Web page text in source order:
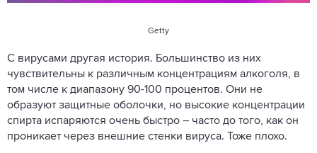
Getty
С вирусами другая история. Большинство из них
чувствительны к различным концентрациям алкоголя, в
том числе к диапазону 90-100 процентов. Они не
образуют защитные оболочки, но высокие концентрации
спирта испаряются очень быстро – часто до того, как он
проникает через внешние стенки вируса. Тоже плохо.